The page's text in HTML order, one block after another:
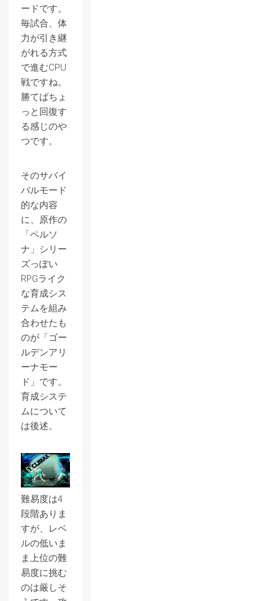
ードです。
毎試合、体
力が引き継
がれる方式
で進むCPU
戦ですね。
勝てばちょ
っと回復す
る感じのや
つです。
そのサバイ
バルモード
的な内容
に、原作の
「ペルソ
ナ」シリー
ズっぽい
RPGライク
な育成シス
テムを組み
合わせたも
のが「ゴー
ルデンアリ
ーナモー
ド」です。
育成システ
ムについて
は後述。
難易度は4
段階ありま
すが、レベ
ルの低いま
ま上位の難
易度に挑む
のは厳しそ